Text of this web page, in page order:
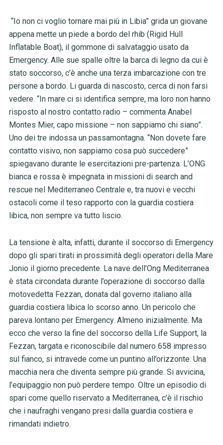
“Io non ci voglio tornare mai più in Libia” grida un giovane
appena mette un piede a bordo del rhib (Rigid Hull
Inflatable Boat), il gommone di salvataggio usato da
Emergency. Alle sue spalle oltre la barca di legno da cui è
stato soccorso, c’è anche una terza imbarcazione con tre
persone a bordo. Li guarda di nascosto, cerca di non farsi
vedere. “In mare ci si identifica sempre, ma loro non hanno
risposto al nostro contatto radio – commenta Anabel
Montes Mier, capo missione – non sappiamo chi siano”.
Uno dei tre indossa un passamontagna. “Non dovete fare
contatto visivo, non sappiamo cosa può succedere”
spiegavano durante le esercitazioni pre-partenza. L’ONG
bianca e rossa è impegnata in missioni di search and
rescue nel Mediterraneo Centrale e, tra nuovi e vecchi
ostacoli come il teso rapporto con la guardia costiera
libica, non sempre va tutto liscio.
La tensione è alta, infatti, durante il soccorso di Emergency
dopo gli spari tirati in prossimità degli operatori della Mare
Jonio il giorno precedente. La nave dell’Ong Mediterranea
è stata circondata durante l’operazione di soccorso dalla
motovedetta Fezzan, donata dal governo italiano alla
guardia costiera libica lo scorso anno. Un pericolo che
pareva lontano per Emergency. Almeno inizialmente. Ma
ecco che verso la fine del soccorso della Life Support, la
Fezzan, targata e riconoscibile dal numero 658 impresso
sul fianco, si intravede come un puntino all’orizzonte. Una
macchia nera che diventa sempre più grande. Si avvicina,
l’equipaggio non può perdere tempo. Oltre un episodio di
spari come quello riservato a Mediterranea, c’è il rischio
che i naufraghi vengano presi dalla guardia costiera e
rimandati indietro.